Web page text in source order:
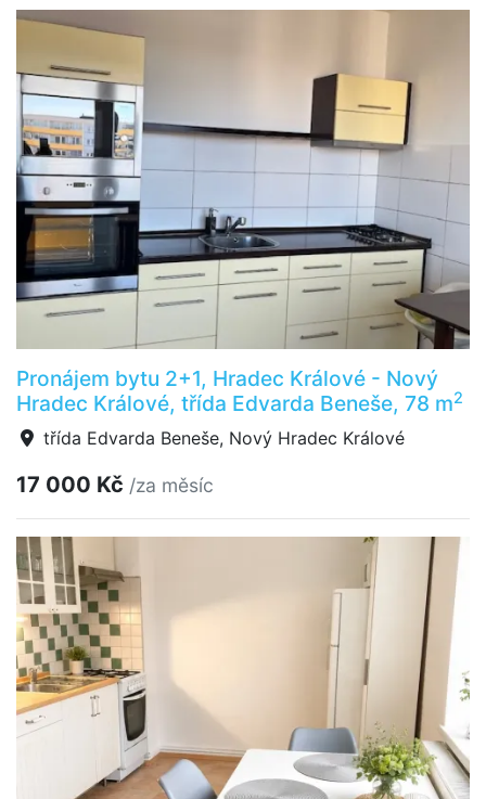
Pronájem bytu 2+1, Hradec Králové - Nový
Hradec Králové, třída Edvarda Beneše, 78 m2
třída Edvarda Beneše, Nový Hradec Králové
17 000 Kč /za měsíc